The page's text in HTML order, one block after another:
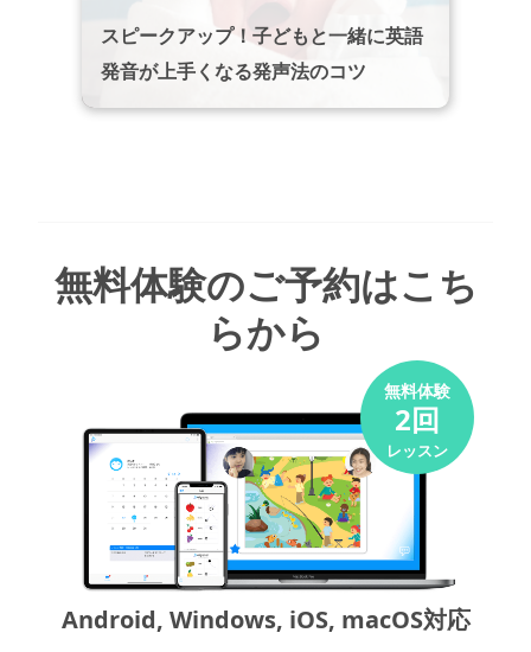
スピークアップ！子どもと一緒に英語
発音が上手くなる発声法のコツ
無料体験のご予約はこち
らから
無料体験
2回
レッスン
Android, Windows, iOS, macOS対応